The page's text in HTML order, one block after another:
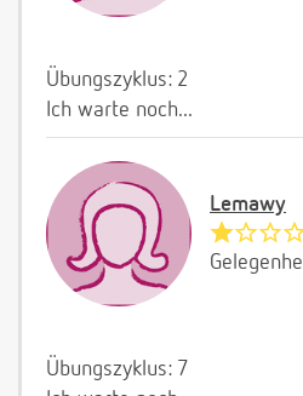
Übungszyklus: 2
Ich warte noch...
Lemawy
Übungszyklus: 7